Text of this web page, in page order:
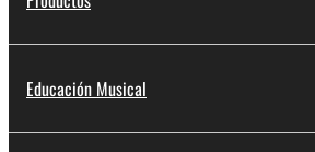
Educación Musical